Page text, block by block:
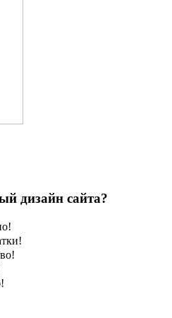
дизайн сайта?